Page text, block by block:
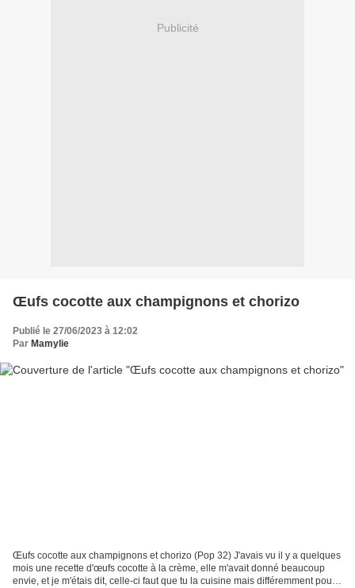
Publicité
Œufs cocotte aux champignons et chorizo
Publié le 27/06/2023 à 12:02
Par Mamylie
Œufs cocotte aux champignons et chorizo (Pop 32) J'avais vu il y a quelques
mois une recette d'œufs cocotte à la crème, elle m'avait donné beaucoup
envie, et je m'étais dit, celle-ci faut que tu la cuisine mais différemment pour